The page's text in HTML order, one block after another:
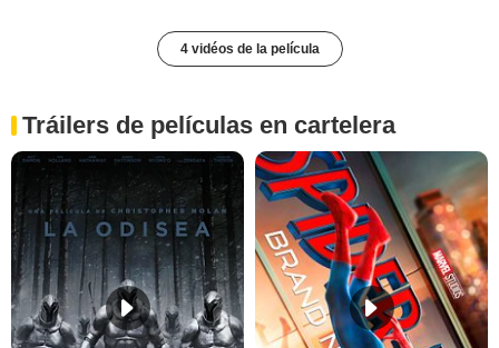
4 vidéos de la película
Tráilers de películas en cartelera